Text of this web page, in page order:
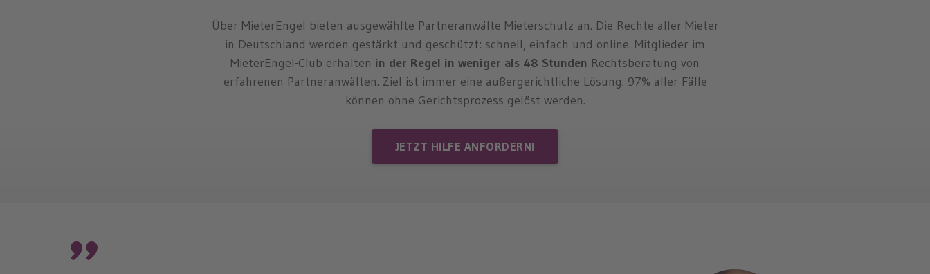
Über MieterEngel bieten ausgewählte Partneranwälte Mieterschutz an. Die Rechte aller Mieter
in Deutschland werden gestärkt und geschützt: schnell, einfach und online. Mitglieder im
MieterEngel-Club erhalten in der Regel in weniger als 48 Stunden Rechtsberatung von
erfahrenen Partneranwälten. Ziel ist immer eine außergerichtliche Lösung. 97% aller Fälle
können ohne Gerichtsprozess gelöst werden.
JETZT HILFE ANFORDERN!